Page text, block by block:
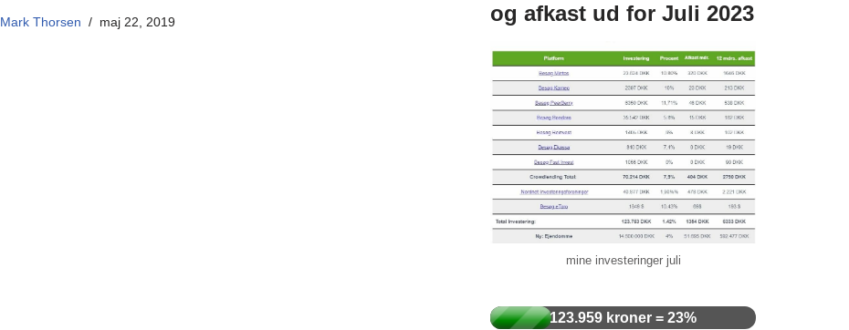
Mark Thorsen maj 22, 2019
og afkast ud for Juli 2023
mine investeringer juli
123.959 kroner = 23%